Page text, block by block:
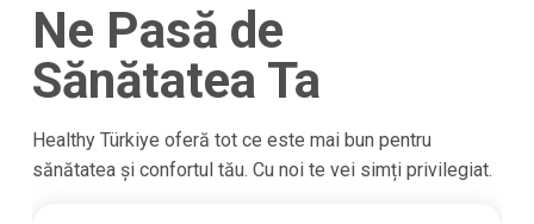
Ne Pasă de
Sănătatea Ta
Healthy Türkiye oferă tot ce este mai bun pentru
sănătatea și confortul tău. Cu noi te vei simți privilegiat.